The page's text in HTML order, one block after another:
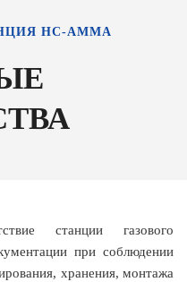
НС-АММА
станции газового
при соблюдении
хранения, монтажа